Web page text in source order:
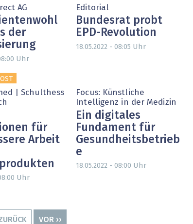
AG
der
Uhr
Editorial
Bundesrat probt
EPD-Revolution
18.05.2022 - 08:05 Uhr
| Schulthess
für
Arbeit
Uhr
Focus: Künstliche
Intelligenz in der Medizin
Ein digitales
Fundament für
Gesundheitsbetrieb
e
18.05.2022 - 08:00 Uhr
NÄCHSTE
VOR ››